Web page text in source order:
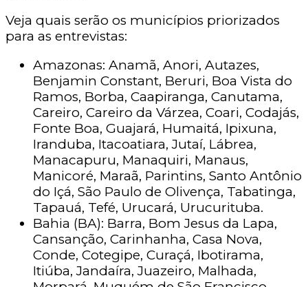
Veja quais serão os municípios priorizados
para as entrevistas:
Amazonas: Anamã, Anori, Autazes,
Benjamin Constant, Beruri, Boa Vista do
Ramos, Borba, Caapiranga, Canutama,
Careiro, Careiro da Várzea, Coari, Codajás,
Fonte Boa, Guajará, Humaitá, Ipixuna,
Iranduba, Itacoatiara, Jutaí, Lábrea,
Manacapuru, Manaquiri, Manaus,
Manicoré, Maraã, Parintins, Santo Antônio
do Içá, São Paulo de Olivença, Tabatinga,
Tapauá, Tefé, Urucará, Urucurituba.
Bahia (BA): Barra, Bom Jesus da Lapa,
Cansanção, Carinhanha, Casa Nova,
Conde, Cotegipe, Curaçá, Ibotirama,
Itiúba, Jandaíra, Juazeiro, Malhada,